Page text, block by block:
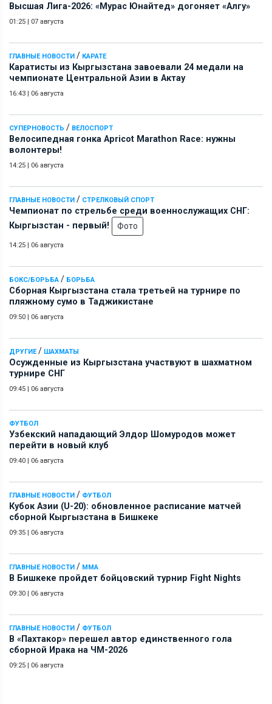
Высшая Лига-2026: «Мурас Юнайтед» догоняет «Алгу»
01:25 | 07 августа
ГЛАВНЫЕ НОВОСТИ / КАРАТЕ
Каратисты из Кыргызстана завоевали 24 медали на
чемпионате Центральной Азии в Актау
16:43 | 06 августа
СУПЕРНОВОСТЬ / ВЕЛОСПОРТ
Велосипедная гонка Apricot Marathon Race: нужны
волонтеры!
14:25 | 06 августа
ГЛАВНЫЕ НОВОСТИ / СТРЕЛКОВЫЙ СПОРТ
Чемпионат по стрельбе среди военнослужащих СНГ:
Кыргызстан - первый!
Фото
14:25 | 06 августа
БОКС/БОРЬБА / БОРЬБА
Сборная Кыргызстана стала третьей на турнире по
пляжному сумо в Таджикистане
09:50 | 06 августа
ДРУГИЕ/ ШАХМАТЫ
Осужденные из Кыргызстана участвуют в шахматном
турнире СНГ
09:45 | 06 августа
ФУТБОЛ
Узбекский нападающий Элдор Шомуродов может
перейти в новый клуб
09:40 | 06 августа
ГЛАВНЫЕ НОВОСТИ / ФУТБОЛ
Кубок Азии (U-20): обновленное расписание матчей
сборной Кыргызстана в Бишкеке
09:35 | 06 августа
ГЛАВНЫЕ НОВОСТИ / ММА
В Бишкеке пройдет бойцовский турнир Fight Nights
09:30 | 06 августа
ГЛАВНЫЕ НОВОСТИ / ФУТБОЛ
В «Пахтакор» перешел автор единственного гола
сборной Ирака на ЧМ-2026
09:25 | 06 августа